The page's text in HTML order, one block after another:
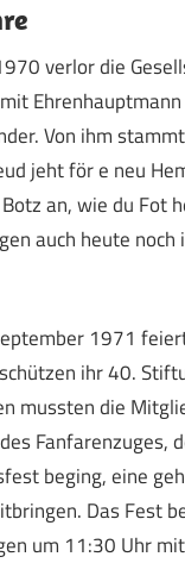
verlor die
Ehrenhauptmann
Von ihm
jeht för e neu
an, wie du Fot
auch heute
1971
ihr 40.
mussten die
Fanfarenzuges,
beging, eine
Das Fest
um 11:30 Uhr